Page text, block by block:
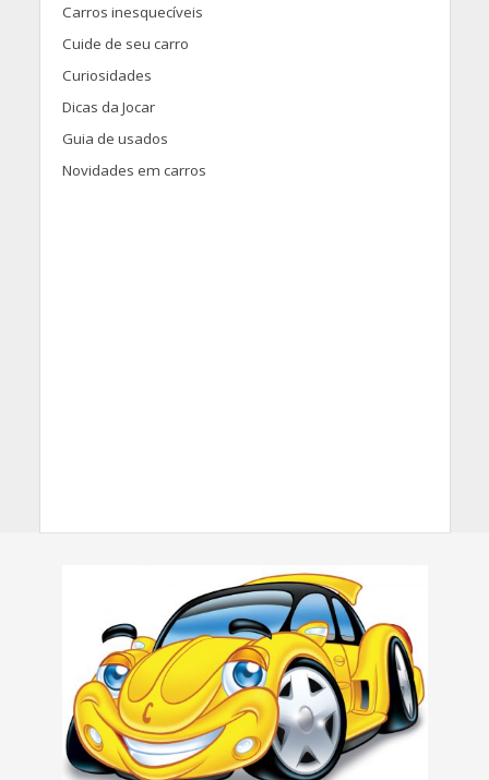
Carros inesquecíveis
Cuide de seu carro
Curiosidades
Dicas da Jocar
Guia de usados
Novidades em carros